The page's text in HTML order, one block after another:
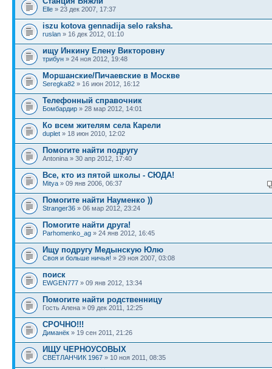
Elle » 23 дек 2007, 17:37
iszu kotova gennadija selo raksha.
ruslan » 16 дек 2012, 01:10
ищу Инкину Елену Викторовну
трибун » 24 ноя 2012, 19:48
Моршанские/Пичаевские в Москве
Seregka82 » 16 июн 2012, 16:12
Телефонный справочник
Бомбардир » 28 мар 2012, 14:01
Ко всем жителям села Карели
duplet » 18 июн 2010, 12:02
Помогите найти подругу
Antonina » 30 апр 2012, 17:40
Все, кто из пятой школы - СЮДА!
Mitya » 09 янв 2006, 06:37
Помогите найти Науменко ))
Stranger36 » 06 мар 2012, 23:24
Помогите найти друга!
Parhomenko_ag » 24 янв 2012, 16:45
Ищу подругу Медынскую Юлю
Своя и больше ничья! » 29 ноя 2007, 03:08
поиск
EWGEN777 » 09 янв 2012, 13:34
Помогите найти родственницу
Гость Алена » 09 дек 2011, 12:25
СРОЧНО!!!
Диманёк » 19 сен 2011, 21:26
ИЩУ ЧЕРНОУСОВЫХ
СВЕТЛАНЧИК 1967 » 10 ноя 2011, 08:35